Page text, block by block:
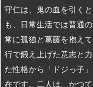
守仁は、鬼の血を引く
も、日常生活では普通
常に孤独と葛藤を抱え
行で鍛え上げた意志と
た性格から「ドジっ子
在です。二人は、かつ